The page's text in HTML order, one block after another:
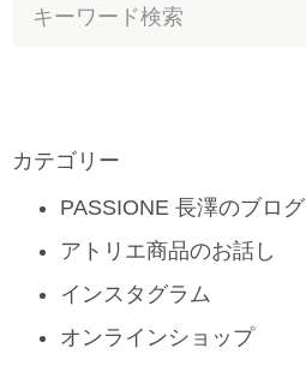
カテゴリー
PASSIONE 長澤のブログ
アトリエ商品のお話し
インスタグラム
オンラインショップ